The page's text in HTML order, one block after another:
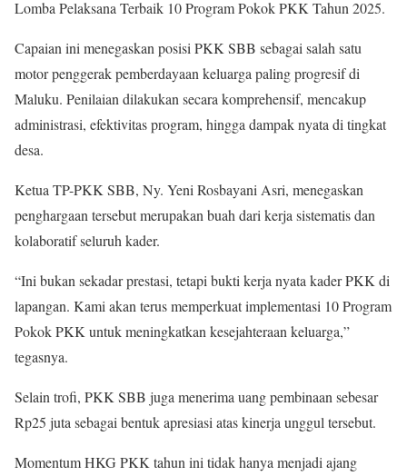
Lomba Pelaksana Terbaik 10 Program Pokok PKK Tahun 2025.
Capaian ini menegaskan posisi PKK SBB sebagai salah satu
motor penggerak pemberdayaan keluarga paling progresif di
Maluku. Penilaian dilakukan secara komprehensif, mencakup
administrasi, efektivitas program, hingga dampak nyata di tingkat
desa.
Ketua TP-PKK SBB, Ny. Yeni Rosbayani Asri, menegaskan
penghargaan tersebut merupakan buah dari kerja sistematis dan
kolaboratif seluruh kader.
“Ini bukan sekadar prestasi, tetapi bukti kerja nyata kader PKK di
lapangan. Kami akan terus memperkuat implementasi 10 Program
Pokok PKK untuk meningkatkan kesejahteraan keluarga,”
tegasnya.
Selain trofi, PKK SBB juga menerima uang pembinaan sebesar
Rp25 juta sebagai bentuk apresiasi atas kinerja unggul tersebut.
Momentum HKG PKK tahun ini tidak hanya menjadi ajang